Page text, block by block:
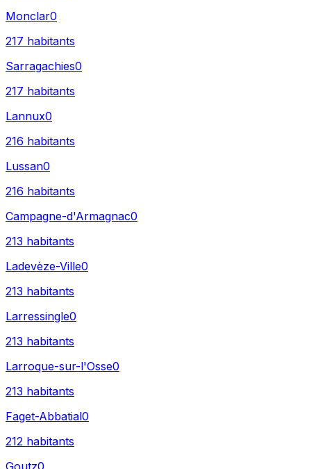
Monclar0
217 habitants
Sarragachies0
217 habitants
Lannux0
216 habitants
Lussan0
216 habitants
Campagne-d'Armagnac0
213 habitants
Ladevèze-Ville0
213 habitants
Larressingle0
213 habitants
Larroque-sur-l'Osse0
213 habitants
Faget-Abbatial0
212 habitants